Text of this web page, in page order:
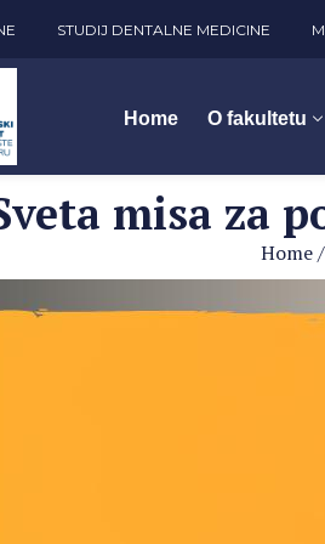
STUDIJ DENTALNE MEDICINE
Home O fakultetu
misa za
Home